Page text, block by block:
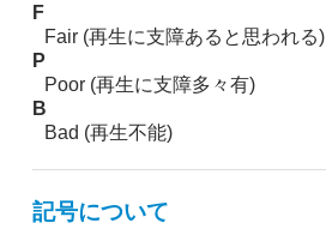
F
Fair (再生に支障あると思われる)
P
Poor (再生に支障多々有)
B
Bad (再生不能)
記号について